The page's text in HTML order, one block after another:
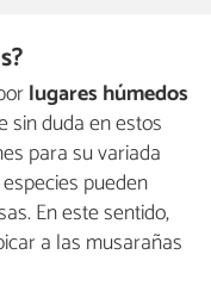
lugares húmedos
sin duda en estos
para su variada
pueden
En este sentido,
a las musarañas